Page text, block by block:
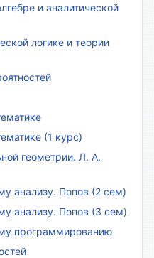
и аналитической
логике и теории
(1 курс)
геометрии. Л. А.
анализу. Попов (2 сем)
анализу. Попов (3 сем)
программированию